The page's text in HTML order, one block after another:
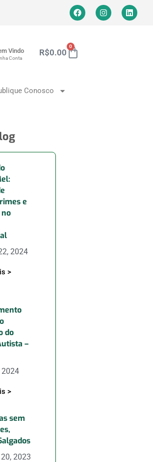
Vindo
Conta
R$0.00
0
Conosco
e
no
2024
>
do
–
2024
>
sem
2023